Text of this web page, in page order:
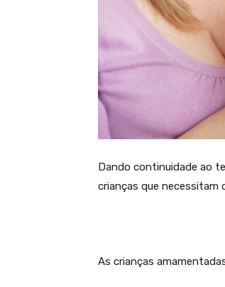
Dando continuidade ao
crianças que necessitam
As crianças